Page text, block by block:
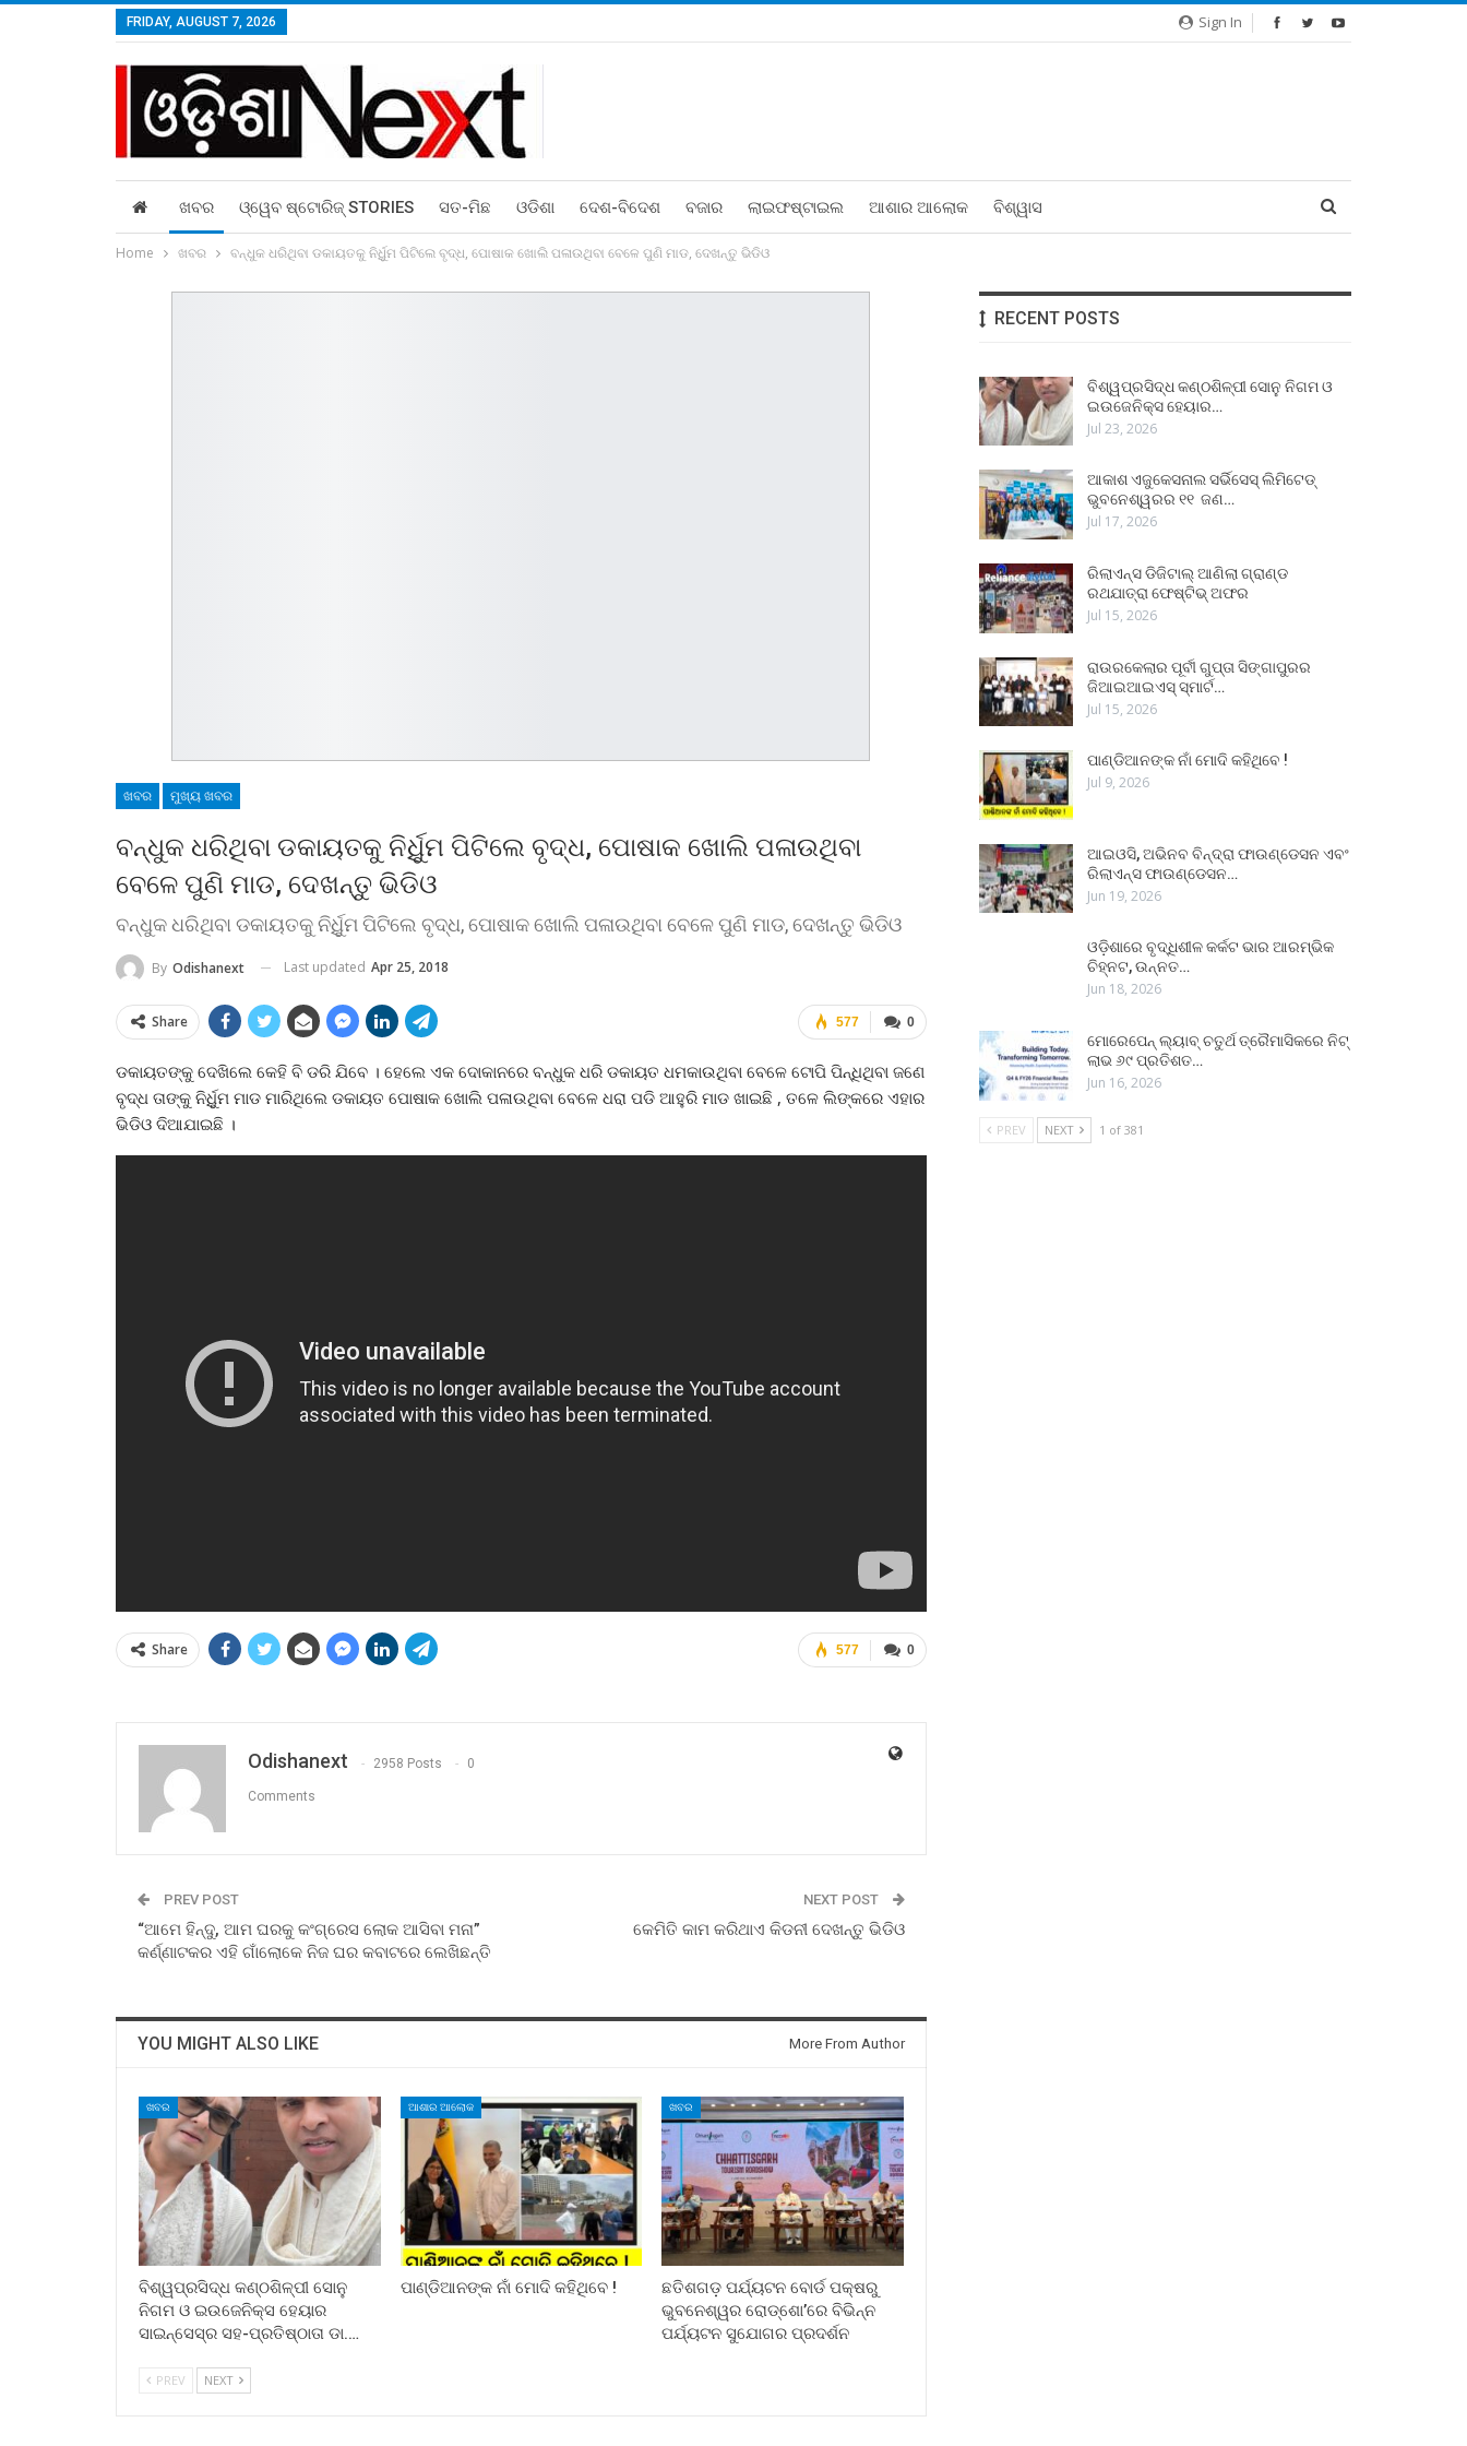
Sign In
FRIDAY, AUGUST 7, 2026
ଖବର ଓ୍ୱେବ ଷ୍ଟୋରିଜ୍‌ STORIES ସତ-ମିଛ ଓଡିଶା ଦେଶ-ବିଦେଶ ବଜାର ଲାଇଫଷ୍ଟାଇଲ ଆଶାର ଆଲୋକ ବିଶ୍ୱାସ
Home ଖବର ବନ୍ଧୁକ ଧରିଥିବା ଡକାୟତକୁ ନିର୍ଧିୁମ ପିଟିଲେ ବୃଦ୍ଧ, ପୋଷାକ ଖୋଲି ପଳାଉଥିବା ବେଳେ ପୁଣି ମାଡ, ଦେଖନ୍ତୁ ଭିଡିଓ
ଖବର ମୁଖ୍ୟ ଖବର
ବନ୍ଧୁକ ଧରିଥିବା ଡକାୟତକୁ ନିର୍ଧିୁମ ପିଟିଲେ ବୃଦ୍ଧ, ପୋଷାକ ଖୋଲି ପଳାଉଥିବା
ବେଳେ ପୁଣି ମାଡ, ଦେଖନ୍ତୁ ଭିଡିଓ
ବନ୍ଧୁକ ଧରିଥିବା ଡକାୟତକୁ ନିର୍ଧିୁମ ପିଟିଲେ ବୃଦ୍ଧ, ପୋଷାକ ଖୋଲି ପଳାଉଥିବା ବେଳେ ପୁଣି ମାଡ, ଦେଖନ୍ତୁ ଭିଡିଓ
By Odishanext Last updated Apr 25, 2018
0
577
Share
ଡକାୟତଙ୍କୁ ଦେଖିଲେ କେହି ବି ଡରି ଯିବେ । ହେଲେ ଏକ ଦୋକାନରେ ବନ୍ଧୁକ ଧରି ଡକାୟତ ଧମକାଉଥିବା ବେଳେ ଟୋପି ପିନ୍ଧିଥିବା ଜଣେ
ବୃଦ୍ଧ ତାଙ୍କୁ ନିର୍ଧିୁମ ମାଡ ମାରିଥିଲେ ଡକାୟତ ପୋଷାକ ଖୋଲି ପଳାଉଥିବା ବେଳେ ଧରା ପଡି ଆହୁରି ମାଡ ଖାଇଛି , ତଳେ ଲିଙ୍କରେ ଏହାର
ଭିଡିଓ ଦିଆଯାଇଛି ।
0
577
Share
Odishanext 2958 Posts 0
Comments
PREV POST
“ଆମେ ହିନ୍ଦୁ, ଆମ ଘରକୁ କଂଗ୍ରେସ ଲୋକ ଆସିବା ମନା”
କର୍ଣ୍ଣାଟକର ଏହି ଗାଁଲୋକେ ନିଜ ଘର କବାଟରେ ଲେଖିଛନ୍ତି
NEXT POST
କେମିତି କାମ କରିଥାଏ କିଡନୀ ଦେଖନ୍ତୁ ଭିଡିଓ
YOU MIGHT ALSO LIKE More From Author
ଖବର
ବିଶ୍ୱପ୍ରସିଦ୍ଧ କଣ୍ଠଶିଳ୍ପୀ ସୋନୁ
ନିଗମ ଓ ଇଉଜେନିକ୍ସ ହେୟାର
ସାଇନ୍ସେସ୍ର ସହ-ପ୍ରତିଷ୍ଠାତା ଡା.…
ଆଶାର ଆଲୋକ
ପାଣ୍ଡିଆନଙ୍କ ନାଁ ମୋଦି କହିଥିବେ !
ଖବର
ଛତିଶଗଡ଼ ପର୍ଯ୍ୟଟନ ବୋର୍ଡ ପକ୍ଷରୁ
ଭୁବନେଶ୍ୱର ରୋଡ୍‌ଶୋ’ରେ ବିଭିନ୍ନ
ପର୍ଯ୍ୟଟନ ସୁଯୋଗର ପ୍ରଦର୍ଶନ
PREV NEXT
RECENT POSTS
ବିଶ୍ୱପ୍ରସିଦ୍ଧ କଣ୍ଠଶିଳ୍ପୀ ସୋନୁ ନିଗମ ଓ
ଇଉଜେନିକ୍ସ ହେୟାର…
Jul 23, 2026
ଆକାଶ ଏଜୁକେସନାଲ ସର୍ଭିସେସ୍ ଲିମିଟେଡ୍
ଭୁବନେଶ୍ୱରର ୧୧ ଜଣ…
Jul 17, 2026
ରିଲାଏନ୍ସ ଡିଜିଟାଲ୍ ଆଣିଲା ଗ୍ରାଣ୍ଡ
ରଥଯାତ୍ରା ଫେଷ୍ଟିଭ୍ ଅଫର
Jul 15, 2026
ରାଉରକେଲାର ପୂର୍ବୀ ଗୁପ୍ତା ସିଙ୍ଗାପୁରର
ଜିଆଇଆଇଏସ୍ ସ୍ମାର୍ଟ…
Jul 15, 2026
ପାଣ୍ଡିଆନଙ୍କ ନାଁ ମୋଦି କହିଥିବେ !
Jul 9, 2026
ଆଇଓସି, ଅଭିନବ ବିନ୍ଦ୍ରା ଫାଉଣ୍ଡେସନ ଏବଂ
ରିଲାଏନ୍ସ ଫାଉଣ୍ଡେସନ…
Jun 19, 2026
ଓଡ଼ିଶାରେ ବୃଦ୍ଧିଶୀଳ କର୍କଟ ଭାର ଆରମ୍ଭିକ
ଚିହ୍ନଟ, ଉନ୍ନତ…
Jun 18, 2026
ମୋରେପେନ୍ ଲ୍ୟାବ୍ ଚତୁର୍ଥ ତ୍ରୈମାସିକରେ ନିଟ୍
ଲାଭ ୬୯ ପ୍ରତିଶତ…
Jun 16, 2026
PREV NEXT 1 of 381